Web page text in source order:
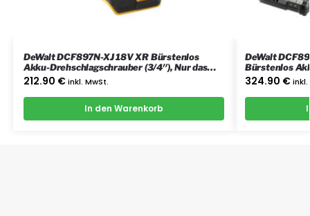
DeWalt DCF897N-XJ 18V XR Bürstenlos
Akku-Drehschlagschrauber (3/4″), Nur das
Gerät
212.90 € inkl. MwSt.
In den Warenkorb
DeWalt
Bürstenlos
5 Ah Akkus,
324.90 € inkl.